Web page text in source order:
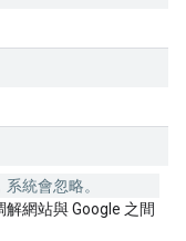
統會忽略。
網站與 Google 之間